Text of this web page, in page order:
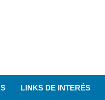
LINKS DE INTERÉS